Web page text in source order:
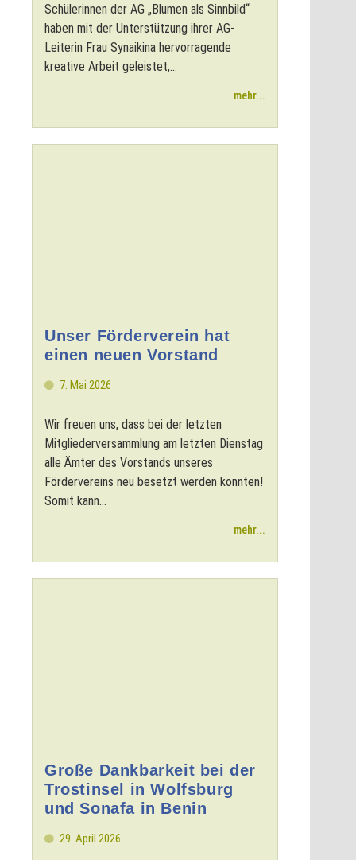
Schülerinnen der AG „Blumen als Sinnbild“
haben mit der Unterstützung ihrer AG-
Leiterin Frau Synaikina hervorragende
kreative Arbeit geleistet,...
mehr...
Unser Förderverein hat
einen neuen Vorstand
7. Mai 2026
Wir freuen uns, dass bei der letzten
Mitgliederversammlung am letzten Dienstag
alle Ämter des Vorstands unseres
Fördervereins neu besetzt werden konnten!
Somit kann...
mehr...
Große Dankbarkeit bei der
Trostinsel in Wolfsburg
und Sonafa in Benin
29. April 2026